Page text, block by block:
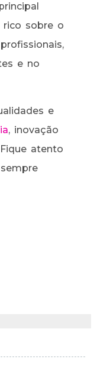
sobre o
e no
e
, inovação
atento